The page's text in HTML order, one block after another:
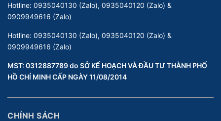
Hotline: 0935040130 (Zalo), 0935040120 (Zalo) &
0909949616 (Zalo)
Hotline: 0935040130 (Zalo), 0935040120 (Zalo) &
0909949616 (Zalo)
MST: 0312887789 do SỞ KẾ HOẠCH VÀ ĐẦU TƯ THÀNH PHỐ
HỒ CHÍ MINH CẤP NGÀY 11/08/2014
CHÍNH SÁCH